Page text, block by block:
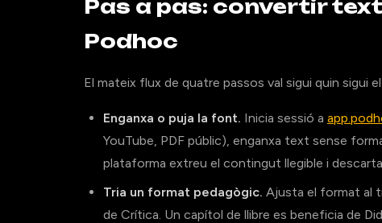
Pas a pas: convertir
Podhoc
El mateix flux de quatre passos val sigui quin sigui
Enganxa o puja la font. Inicia sessió a
YouTube, PDF públic), enganxa text sense
plataforma extreu el contingut llegible i
Tria un format pedagògic. Ajusta el format al
de Crítica. Un capítol de llibre es beneficia de